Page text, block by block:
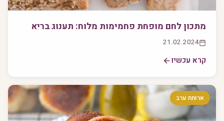
מתכון לחם מופחת פחמימות מלוח: תענוג בריא
21.02.2024
קרא עכשיו
ארוחת ערב